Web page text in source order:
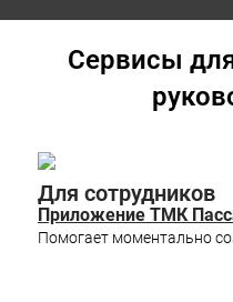
Сервисы
Для сотрудников
Приложение ТМК
Помогает моментально